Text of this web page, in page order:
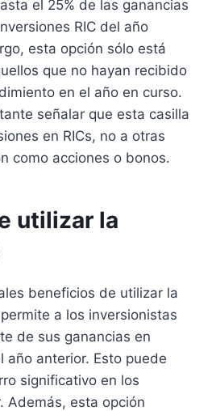
el 25% de las ganancias
RIC del año
esta opción sólo está
que no hayan recibido
en el año en curso.
señalar que esta casilla
en RICs, no a otras
como acciones o bonos.
utilizar la
beneficios de utilizar la
a los inversionistas
de sus ganancias en
año anterior. Esto puede
significativo en los
Además, esta opción